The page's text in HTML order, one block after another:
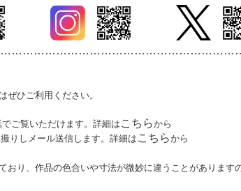
ぜひご利用ください。
ご覧いただけます。詳細は こちらから
りしメール送信します。詳細はこちらから
おり、作品の色合いや寸法が微妙に違うことがあります